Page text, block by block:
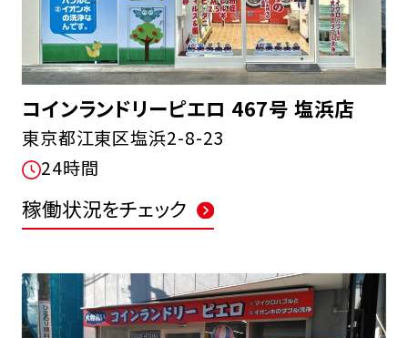
コインランドリーピエロ 467号 塩浜店
東京都江東区塩浜2-8-23
24時間
稼働状況をチェック